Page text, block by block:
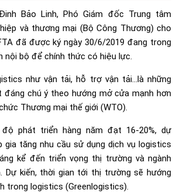
Bảo Linh, Phó Giám đốc Trung tâm
và thương mại (Bộ Công Thương) cho
đã được ký ngày 30/6/2019 đang trong
nội bộ để chính thức có hiệu lực.
như vận tải, hỗ trợ vận tải…là những
đáng chú ý theo hướng mở cửa mạnh hơn
Thương mại thế giới (WTO).
phát triển hàng năm đạt 16-20%, dự
gia tăng nhu cầu sử dụng dịch vụ logistics
kể đến triển vọng thị trường và ngành
Dự kiến, thời gian tới thị trường sẽ hướng
trong logistics (Greenlogistics).